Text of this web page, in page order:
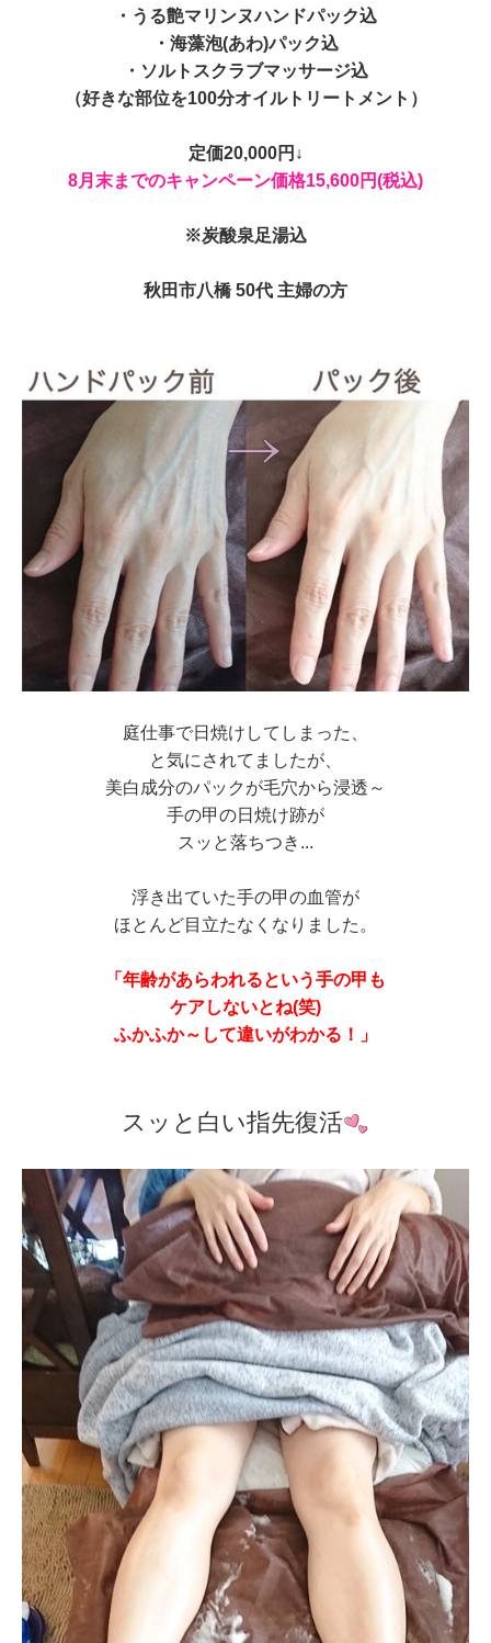
・うる艶マリンヌハンドパック込
・海藻泡(あわ)パック込
・ソルトスクラブマッサージ込
（好きな部位を100分オイルトリートメント）
定価20,000円↓
8月末までのキャンペーン価格15,600円(税込)
※炭酸泉足湯込
秋田市八橋 50代 主婦の方
庭仕事で日焼けしてしまった、
と気にされてましたが、
美白成分のパックが毛穴から浸透～
手の甲の日焼け跡が
スッと落ちつき...
浮き出ていた手の甲の血管が
ほとんど目立たなくなりました。
「年齢があらわれるという手の甲も
ケアしないとね(笑)
ふかふか～して違いがわかる！」
スッと白い指先復活